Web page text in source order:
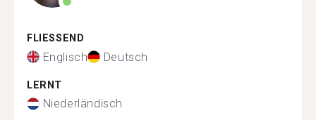
FLIESSEND
Englisch Deutsch
LERNT
Niederländisch